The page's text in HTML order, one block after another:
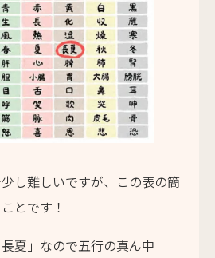
し難しいですが、この表の簡
とです！
夏」なので五行の真ん中